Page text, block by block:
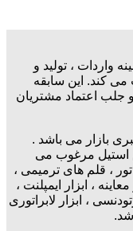
از سال ۱۳۷۰در زمینه واردات ، تولید و
می کند. این سابقه
اعتماد مشتریان
بازار می باشد .
استیل مرغوب می
، قلم های ترمیمی ،
، ابزار ایمپلنت ،
، ابزار لابراتوری